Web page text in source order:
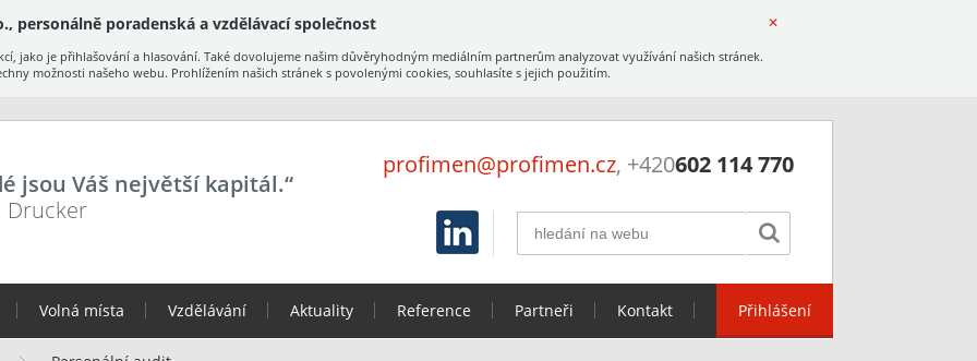
✕
personálně poradenská a vzdělávací společnost
jako je přihlašování a hlasování. Také dovolujeme našim důvěryhodným mediálním partnerům analyzovat využívání našich stránek.
možnosti našeho webu. Prohlížením našich stránek s povolenými cookies, souhlasíte s jejich použitím.
jsou Váš největší kapitál.“
Drucker
profimen@profimen.cz, +420602 114 770

Přihlášení
Volná místa Vzdělávání Aktuality Reference Partneři Kontakt